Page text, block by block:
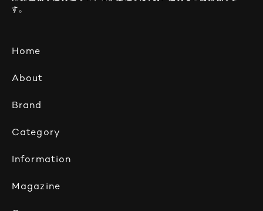
す。
Home
Brand
Information
About
Category
Magazine